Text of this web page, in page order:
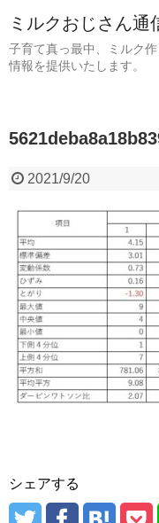
ミルクおじさん通
子育て真っ最中、ミルク
情報を提供いたします。
2021/9/20
シェアする